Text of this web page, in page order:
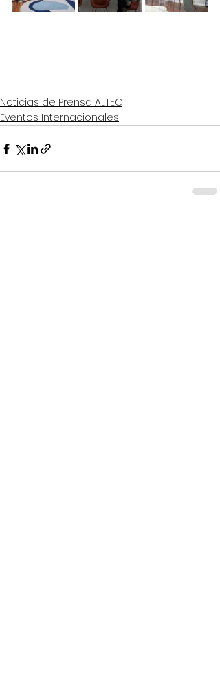
Noticias de Prensa ALTEC
Eventos Internacionales